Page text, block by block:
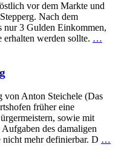
vor dem Markte und
Nach dem
nur 3 Gulden Ein­kommen,
werden sollte. …
von Anton Steichele (Das
früher eine
sowie mit
des damaligen
nicht mehr definierbar. D …